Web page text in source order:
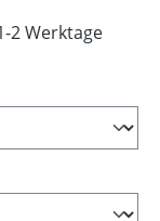
2 Werktage